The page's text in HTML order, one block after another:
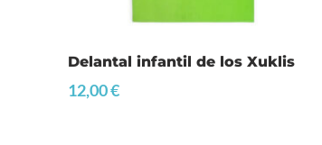
Delantal infantil de los Xuklis
12,00€